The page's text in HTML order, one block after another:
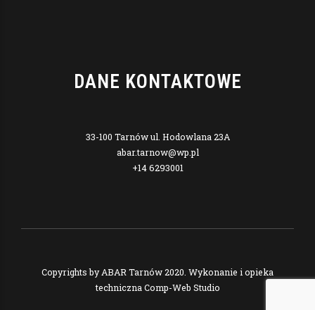
DANE KONTAKTOWE
33-100 Tarnów ul. Hodowlana 23A
abar.tarnow@wp.pl
+14 6293001
Copyrights byABAR Tarnów2020. Wykonanie i opieka
technicznaComp-Web Studio